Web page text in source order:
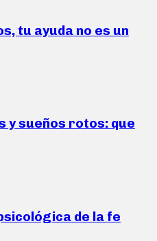
tu ayuda no es un
y sueños rotos: que
de la fe